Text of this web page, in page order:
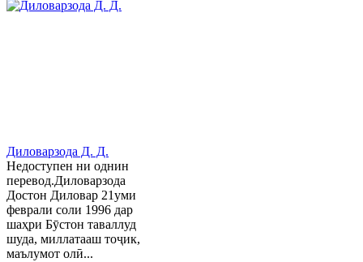
Диловарзода Д. Д.
Недоступен ни однин
перевод.Диловарзода
Достон Диловар 21уми
феврали соли 1996 дар
шаҳри Бӯстон таваллуд
шуда, миллатааш тоҷик,
маълумот олӣ...